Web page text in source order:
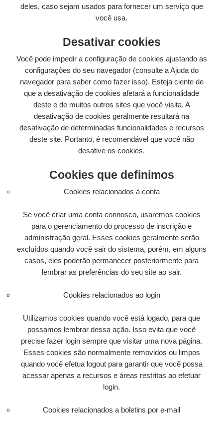
deles, caso sejam usados ​​para fornecer um serviço que
você usa.
Desativar cookies
Você pode impedir a configuração de cookies ajustando as
configurações do seu navegador (consulte a Ajuda do
navegador para saber como fazer isso). Esteja ciente de
que a desativação de cookies afetará a funcionalidade
deste e de muitos outros sites que você visita. A
desativação de cookies geralmente resultará na
desativação de determinadas funcionalidades e recursos
deste site. Portanto, é recomendável que você não
desative os cookies.
Cookies que definimos
Cookies relacionados à conta
Se você criar uma conta connosco, usaremos cookies
para o gerenciamento do processo de inscrição e
administração geral. Esses cookies geralmente serão
excluídos quando você sair do sistema, porém, em alguns
casos, eles poderão permanecer posteriormente para
lembrar as preferências do seu site ao sair.
Cookies relacionados ao login
Utilizamos cookies quando você está logado, para que
possamos lembrar dessa ação. Isso evita que você
precise fazer login sempre que visitar uma nova página.
Esses cookies são normalmente removidos ou limpos
quando você efetua logout para garantir que você possa
acessar apenas a recursos e áreas restritas ao efetuar
login.
Cookies relacionados a boletins por e-mail